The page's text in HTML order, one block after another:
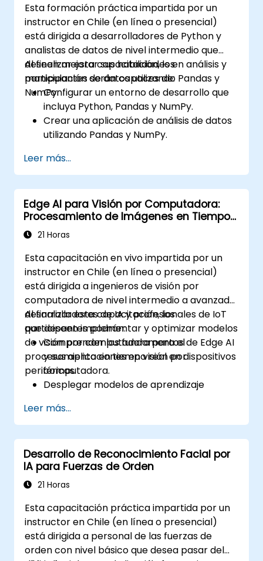
Utilizar el aprendizaje por transferencia
(transfer learning) para mejorar el
rendimiento de los modelos CNN.
Visualizar e interpretar los resultados de
modelos de clasificación de imágenes.
Esta formación práctica impartida por un
instructor en Chile (en línea o presencial)
está dirigida a desarrolladores de Python y
analistas de datos de nivel intermedio que
deseen mejorar sus habilidades en análisis y
manipulación de datos utilizando Pandas y
NumPy.
Al finalizar esta capacitación, los
participantes serán capaces de:
Configurar un entorno de desarrollo que
incluya Python, Pandas y NumPy.
Crear una aplicación de análisis de datos
utilizando Pandas y NumPy.
transformación, ordenamiento y filtrado
de datos.
Ejecutar operaciones de agregación y
analizar datos de series temporales.
Visualizar datos mediante Matplotlib y
otras bibliotecas de visualización.
de datos.
Leer más...
Edge AI para Visión por Computadora:
Procesamiento de Imágenes en Tiempo
Real21 Horas
Esta capacitación en vivo impartida por un
instructor en Chile (en línea o presencial)
está dirigida a ingenieros de visión por
computadora de nivel intermedio a avanzado,
desarrolladores de IA y profesionales de IoT
que deseen implementar y optimizar modelos
de visión por computadora para el
procesamiento en tiempo real en dispositivos
periféricos.
Al finalizar esta capacitación, los
participantes podrán:
Comprender los fundamentos de Edge AI
y sus aplicaciones en visión por
computadora.
Desplegar modelos de aprendizaje
periféricos para el análisis de imágenes y
video en tiempo real.
Utilizar frameworks como TensorFlow
Lite, OpenVINO y NVIDIA Jetson SDK para
el despliegue de modelos.
Optimizar modelos de IA para lograr
e inferencia con baja latencia.
Leer más...
Desarrollo de Reconocimiento Facial por
IA para Fuerzas de Orden
21 Horas
Esta capacitación práctica impartida por un
instructor en Chile (en línea o presencial)
está dirigida a personal de las fuerzas de
orden con nivel básico que desea pasar del